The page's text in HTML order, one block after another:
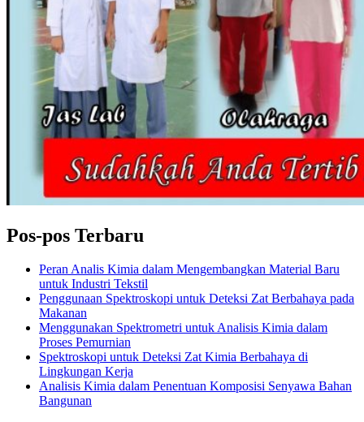
Pos-pos Terbaru
Peran Analis Kimia dalam Mengembangkan Material Baru
untuk Industri Tekstil
Penggunaan Spektroskopi untuk Deteksi Zat Berbahaya pada
Makanan
Menggunakan Spektrometri untuk Analisis Kimia dalam
Proses Pemurnian
Spektroskopi untuk Deteksi Zat Kimia Berbahaya di
Lingkungan Kerja
Analisis Kimia dalam Penentuan Komposisi Senyawa Bahan
Bangunan